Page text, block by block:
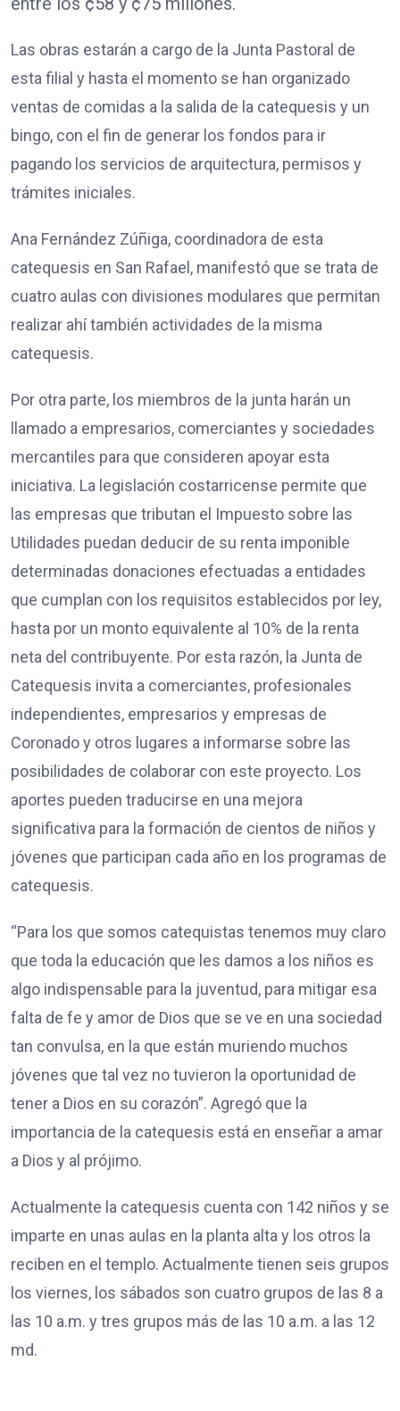
Las obras estarán a cargo de la Junta Pastoral de
esta filial y hasta el momento se han organizado
ventas de comidas a la salida de la catequesis y un
bingo, con el fin de generar los fondos para ir
pagando los servicios de arquitectura, permisos y
trámites iniciales.
Ana Fernández Zúñiga, coordinadora de esta
catequesis en San Rafael, manifestó que se trata de
cuatro aulas con divisiones modulares que permitan
realizar ahí también actividades de la misma
catequesis.
Por otra parte, los miembros de la junta harán un
llamado a empresarios, comerciantes y sociedades
mercantiles para que consideren apoyar esta
iniciativa. La legislación costarricense permite que
las empresas que tributan el Impuesto sobre las
Utilidades puedan deducir de su renta imponible
determinadas donaciones efectuadas a entidades
que cumplan con los requisitos establecidos por ley,
hasta por un monto equivalente al 10% de la renta
neta del contribuyente. Por esta razón, la Junta de
Catequesis invita a comerciantes, profesionales
independientes, empresarios y empresas de
Coronado y otros lugares a informarse sobre las
posibilidades de colaborar con este proyecto. Los
aportes pueden traducirse en una mejora
significativa para la formación de cientos de niños y
jóvenes que participan cada año en los programas de
catequesis.
“Para los que somos catequistas tenemos muy claro
que toda la educación que les damos a los niños es
algo indispensable para la juventud, para mitigar esa
falta de fe y amor de Dios que se ve en una sociedad
tan convulsa, en la que están muriendo muchos
jóvenes que tal vez no tuvieron la oportunidad de
tener a Dios en su corazón”. Agregó que la
importancia de la catequesis está en enseñar a amar
a Dios y al prójimo.
Actualmente la catequesis cuenta con 142 niños y se
imparte en unas aulas en la planta alta y los otros la
reciben en el templo. Actualmente tienen seis grupos
los viernes, los sábados son cuatro grupos de las 8 a
las 10 a.m. y tres grupos más de las 10 a.m. a las 12
md.